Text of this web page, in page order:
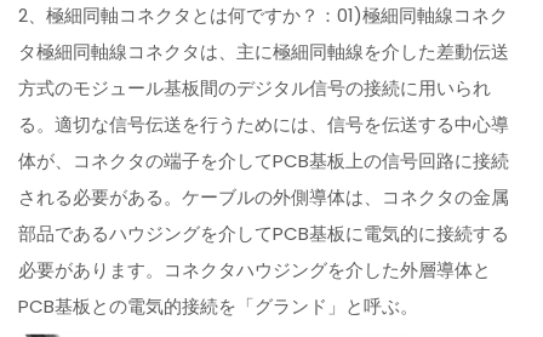
2、極細同軸コネクタとは何ですか？：01)極細同軸線コネク
タ極細同軸線コネクタは、主に極細同軸線を介した差動伝送
方式のモジュール基板間のデジタル信号の接続に用いられ
る。適切な信号伝送を行うためには、信号を伝送する中心導
体が、コネクタの端子を介してPCB基板上の信号回路に接続
される必要がある。ケーブルの外側導体は、コネクタの金属
部品であるハウジングを介してPCB基板に電気的に接続する
必要があります。コネクタハウジングを介した外層導体と
PCB基板との電気的接続を「グランド」と呼ぶ。